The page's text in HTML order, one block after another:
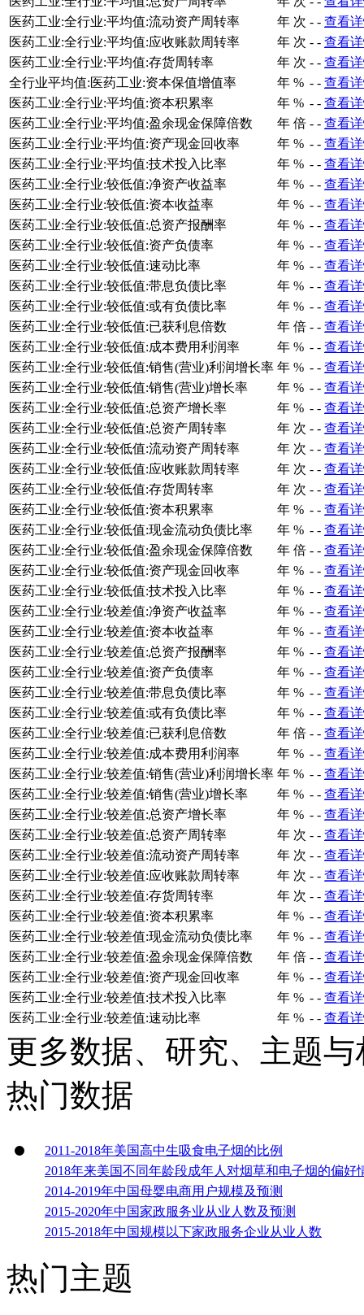
医药工业:全行业:平均值:流动资产周转率
年 次 - - 查看
医药工业:全行业:平均值:应收账款周转率
年 次 - - 查看
医药工业:全行业:平均值:存货周转率
年 次 - - 查看
全行业平均值:医药工业:资本保值增值率
年 % - - 查看
医药工业:全行业:平均值:资本积累率
年 % - - 查看
医药工业:全行业:平均值:盈余现金保障倍数
年 倍 - - 查看
医药工业:全行业:平均值:资产现金回收率
年 % - - 查看
医药工业:全行业:平均值:技术投入比率
年 % - - 查看
医药工业:全行业:较低值:净资产收益率
年 % - - 查看
医药工业:全行业:较低值:资本收益率
年 % - - 查看
医药工业:全行业:较低值:总资产报酬率
年 % - - 查看
医药工业:全行业:较低值:资产负债率
年 % - - 查看
医药工业:全行业:较低值:速动比率
年 % - - 查看
医药工业:全行业:较低值:带息负债比率
年 % - - 查看
医药工业:全行业:较低值:或有负债比率
年 % - - 查看
医药工业:全行业:较低值:已获利息倍数
年 倍 - - 查看
医药工业:全行业:较低值:成本费用利润率
年 % - - 查看
医药工业:全行业:较低值:销售(营业)利润增长率 年 % - - 查看
医药工业:全行业:较低值:销售(营业)增长率
年 % - - 查看
医药工业:全行业:较低值:总资产增长率
年 % - - 查看
医药工业:全行业:较低值:总资产周转率
年 次 - - 查看
医药工业:全行业:较低值:流动资产周转率
年 次 - - 查看
医药工业:全行业:较低值:应收账款周转率
年 次 - - 查看
医药工业:全行业:较低值:存货周转率
年 次 - - 查看
医药工业:全行业:较低值:资本积累率
年 % - - 查看
医药工业:全行业:较低值:现金流动负债比率
年 % - - 查看
医药工业:全行业:较低值:盈余现金保障倍数
年 倍 - - 查看
医药工业:全行业:较低值:资产现金回收率
年 % - - 查看
医药工业:全行业:较低值:技术投入比率
年 % - - 查看
医药工业:全行业:较差值:净资产收益率
年 % - - 查看
医药工业:全行业:较差值:资本收益率
年 % - - 查看
医药工业:全行业:较差值:总资产报酬率
年 % - - 查看
医药工业:全行业:较差值:资产负债率
年 % - - 查看
医药工业:全行业:较差值:带息负债比率
年 % - - 查看
医药工业:全行业:较差值:或有负债比率
年 % - - 查看
医药工业:全行业:较差值:已获利息倍数
年 倍 - - 查看
医药工业:全行业:较差值:成本费用利润率
年 % - - 查看
医药工业:全行业:较差值:销售(营业)利润增长率 年 % - - 查看
医药工业:全行业:较差值:销售(营业)增长率
年 % - - 查看
医药工业:全行业:较差值:总资产增长率
年 % - - 查看
医药工业:全行业:较差值:总资产周转率
年 次 - - 查看
医药工业:全行业:较差值:流动资产周转率
年 次 - - 查看
医药工业:全行业:较差值:应收账款周转率
年 次 - - 查看
医药工业:全行业:较差值:存货周转率
年 次 - - 查看
医药工业:全行业:较差值:资本积累率
年 % - - 查看
医药工业:全行业:较差值:现金流动负债比率
年 % - - 查看
医药工业:全行业:较差值:盈余现金保障倍数
年 倍 - - 查看
医药工业:全行业:较差值:资产现金回收率
年 % - - 查看
医药工业:全行业:较差值:技术投入比率
年 % - - 查看
医药工业:全行业:较差值:速动比率
年 % - - 查看
更多数据、研究、主题
热门数据
2011-2018年美国高中生吸食电子烟的比例
2018年来美国不同年龄段成年人对烟草和电子烟的偏好
2014-2019年中国母婴电商用户规模及预测
2015-2020年中国家政服务业从业人数及预测
2015-2018年中国规模以下家政服务企业从业人数
热门主题